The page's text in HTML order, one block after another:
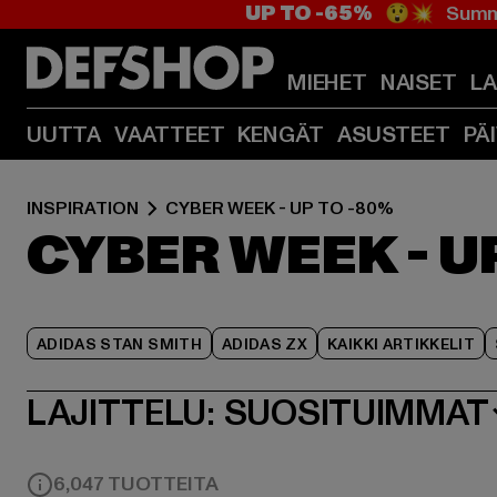
UP TO -65% 😲💥
MIEHET NAISET
UUTTA VAATTEET KENGÄT ASUSTEET
INSPIRATION CYBER WEEK - UP TO -80%
CYBER WEEK -
ADIDAS STAN SMITH ADIDAS ZX KAIKKI ARTIKKELIT
LAJITTELU: SUOSITUIMMAT
6,047 TUOTTEITA